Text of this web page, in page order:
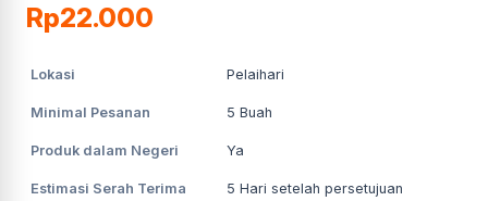
Rp22.000
Lokasi Pelaihari
Minimal Pesanan 5 Buah
Produk dalam Negeri Ya
Estimasi Serah Terima 5 Hari setelah persetujuan